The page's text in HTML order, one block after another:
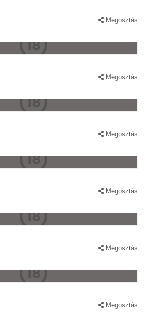
Megosztás
Megosztás
Megosztás
Megosztás
Megosztás
Megosztás